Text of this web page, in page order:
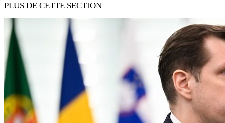
PLUS DE CETTE SECTION